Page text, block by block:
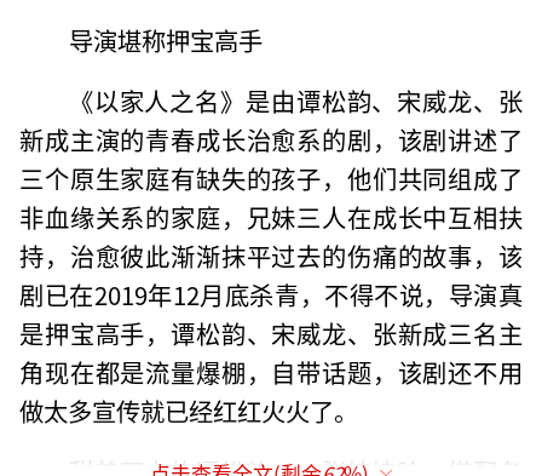
导演堪称押宝高手
《以家人之名》是由谭松韵、宋威龙、张
新成主演的青春成长治愈系的剧，该剧讲述了
三个原生家庭有缺失的孩子，他们共同组成了
非血缘关系的家庭，兄妹三人在成长中互相扶
持，治愈彼此渐渐抹平过去的伤痛的故事，该
剧已在2019年12月底杀青，不得不说，导演真
是押宝高手，谭松韵、宋威龙、张新成三名主
角现在都是流量爆棚，自带话题，该剧还不用
做太多宣传就已经红红火火了。